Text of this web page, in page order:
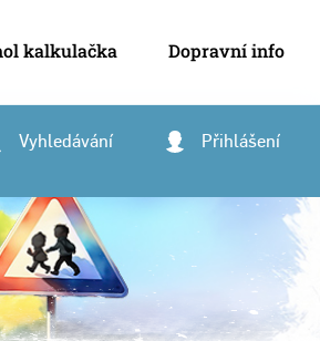
kalkulačka Dopravní info
Vyhledávání Přihlášení